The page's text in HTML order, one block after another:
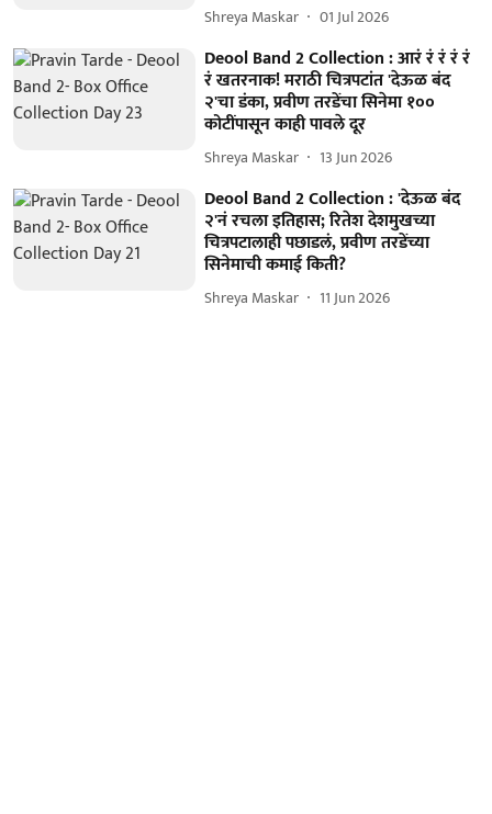
Shreya Maskar 01 Jul 2026
Deool Band 2 Collection : आरं रं रं रं रं
रं खतरनाक! मराठी चित्रपटांत 'देऊळ बंद
२'चा डंका, प्रवीण तरडेंचा सिनेमा १००
कोटींपासून काही पावले दूर
Shreya Maskar 13 Jun 2026
Deool Band 2 Collection : 'देऊळ बंद
२'नं रचला इतिहास; रितेश देशमुखच्या
चित्रपटालाही पछाडलं, प्रवीण तरडेंच्या
सिनेमाची कमाई किती?
Shreya Maskar 11 Jun 2026